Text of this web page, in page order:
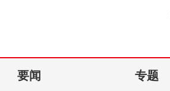
要闻 专题